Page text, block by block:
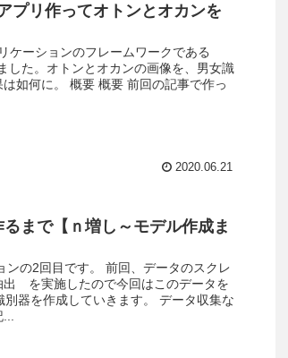
プリ作ってオトンとオカンを
ケーションのフレームワークである
した。オトンとオカンの画像を、男女識
如何に。 概要 概要 前回の記事で作っ
2020.06.21
まで【ｎ増し～モデル作成ま
ンの2回目です。 前回、データのスクレ
を実施したので今回はこのデータを
器を作成していきます。 データ収集な